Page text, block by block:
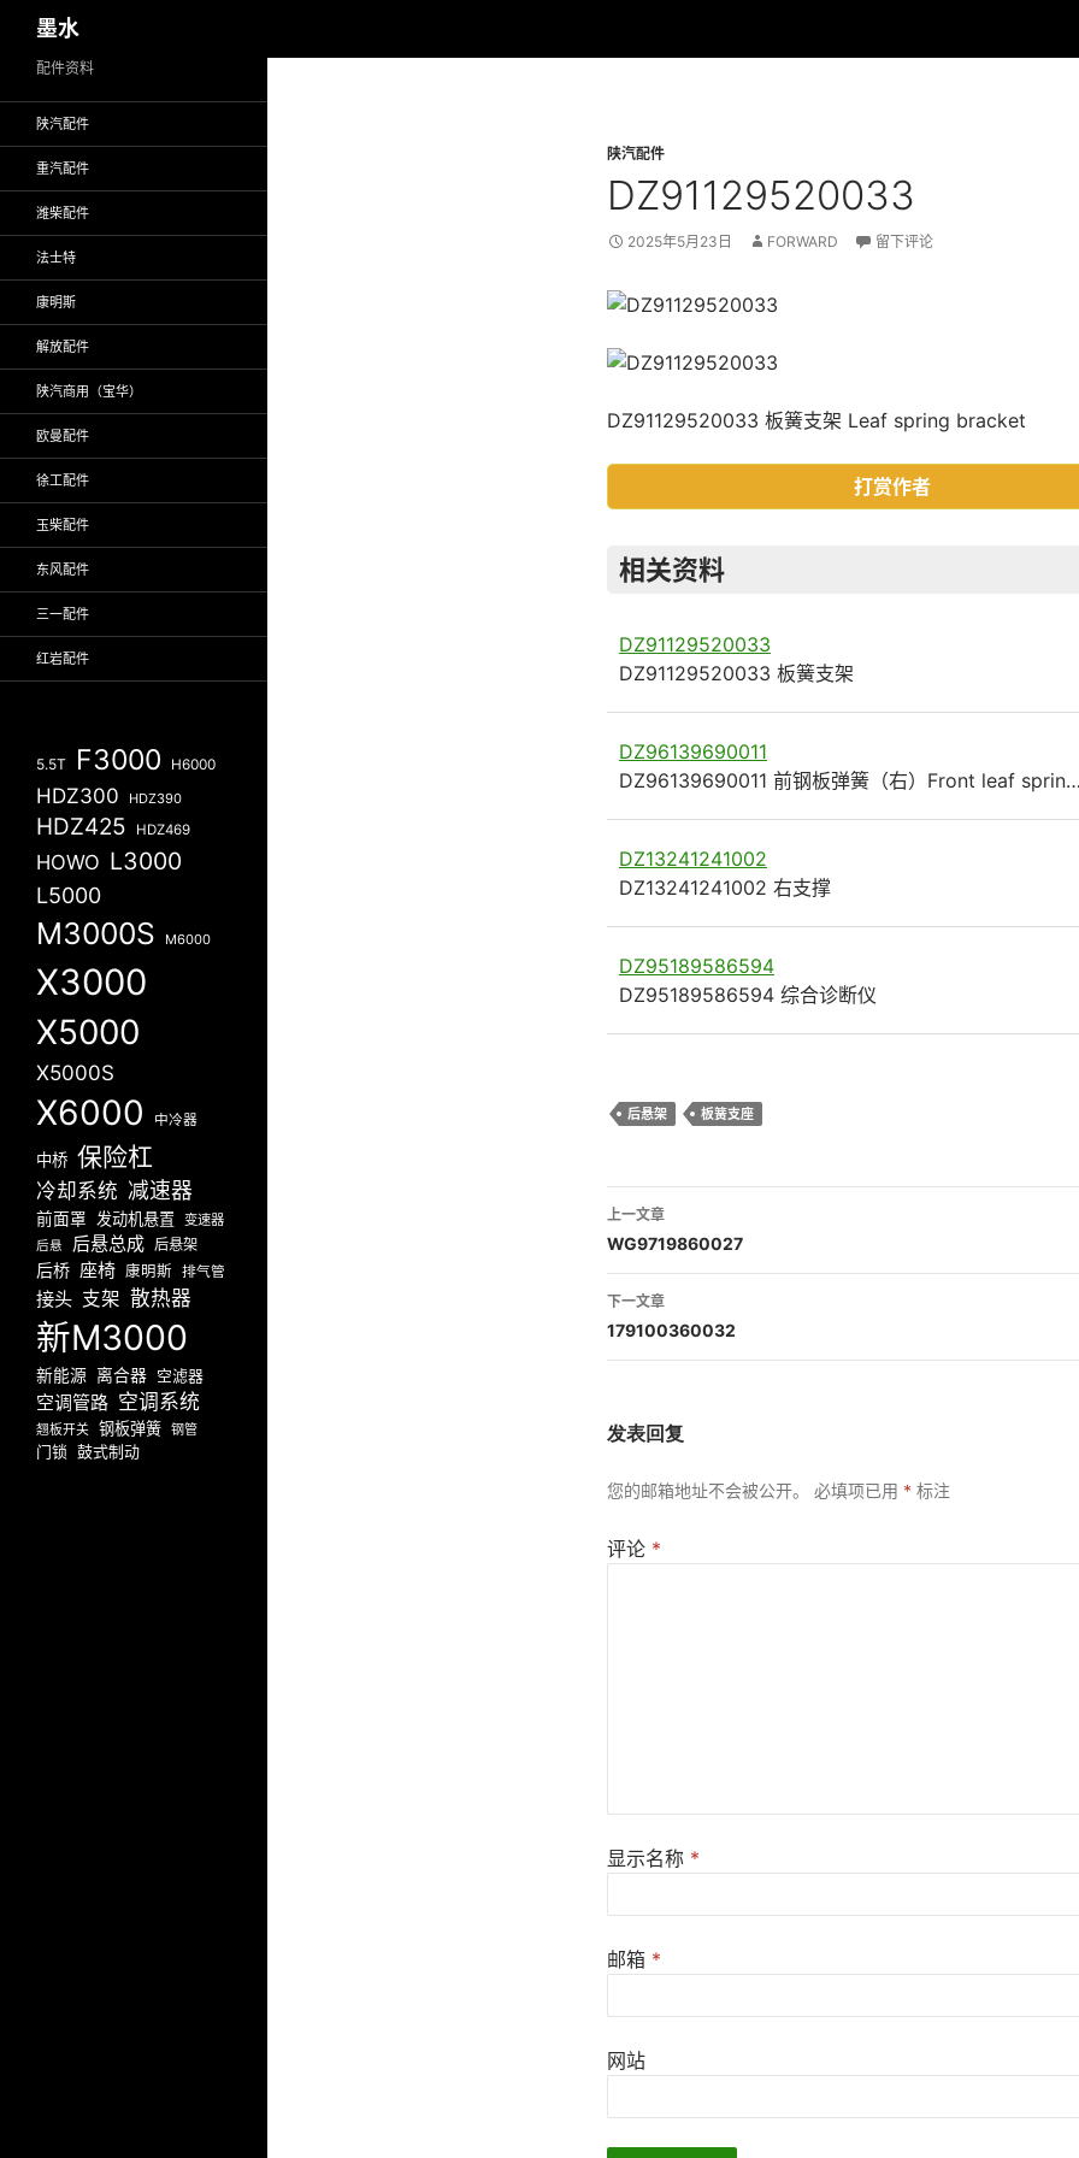
至
墨水
陕汽配件
DZ91129520033
2025年5月23日 FORWARD 留下评论
DZ91129520033 板簧支架 Leaf spring bracket
打赏作者
相关资料
DZ91129520033
DZ91129520033 板簧支架
DZ96139690011
DZ96139690011 前钢板弹簧（右）Front leaf
DZ13241241002
DZ13241241002 右支撑
DZ95189586594
DZ95189586594 综合诊断仪
后悬架 板簧支座
文
章
导
航
上一文章
WG9719860027
下一文章
179100360032
发表回复
您的邮箱地址不会被公开。 必填项已用 * 标注
评论 *
显示名称 *
邮箱 *
网站
配件资料
陕汽配件
重汽配件
潍柴配件
法士特
康明斯
解放配件
陕汽商用（宝华）
欧曼配件
徐工配件
玉柴配件
东风配件
三一配件
红岩配件
5.5T F3000 H6000
HDZ300 HDZ390
HDZ425 HDZ469
HOWO L3000
L5000
M3000S M6000
X3000
X5000
X5000S
X6000 中冷器
中桥 保险杠
冷却系统 减速器
前面罩 发动机悬置 变速器
后悬 后悬总成 后悬架
后桥 座椅 康明斯 排气管
接头 支架 散热器
新M3000
新能源 离合器 空滤器
空调管路 空调系统
翘板开关 钢板弹簧 钢管
门锁 鼓式制动